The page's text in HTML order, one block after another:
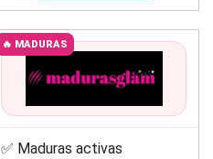
🔥 MADURAS
✅ Maduras activas